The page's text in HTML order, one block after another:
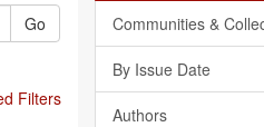
Go
Filters
Communities &
By Issue Date
Authors